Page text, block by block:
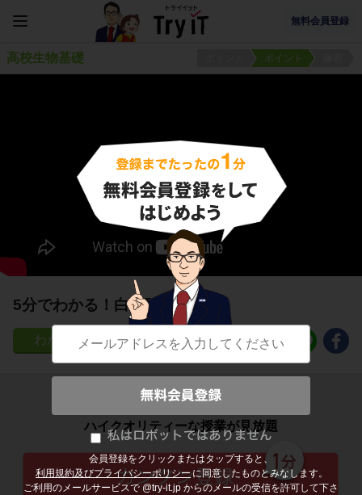
無料会員登録
会員登録をクリックまたはタップすると、
利用規約及びプライバシーポリシー に同意したものとみなします。
ご利用のメールサービスで @try-it.jp からのメールの受信を許可して下さ
高校生物基礎 ポイント
5分でわかる！白血球の種類
132
子どもの勉強から大人の学び直しまで
ハイクオリティーな授業が見放題